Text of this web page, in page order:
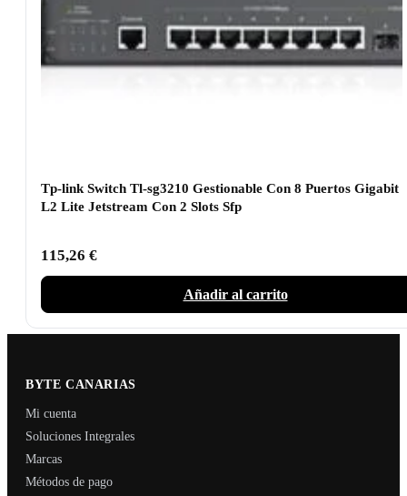
Tp-link Switch Tl-sg3210 Gestionable Con 8 Puertos Gigabit
L2 Lite Jetstream Con 2 Slots Sfp
115,26 €
Añadir al carrito
BYTE CANARIAS
Mi cuenta
Soluciones Integrales
Marcas
Métodos de pago